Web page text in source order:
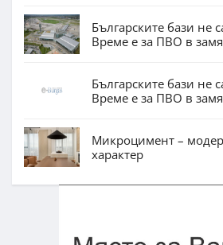
Българските бази не
Време е за ПВО в
Българските бази не
Време е за ПВО в
Микроцимент –
характер